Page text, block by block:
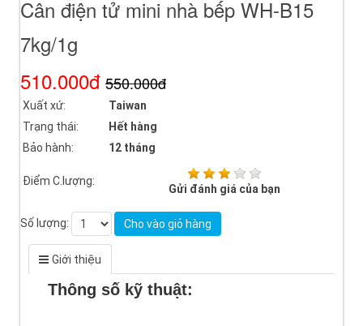
Cân điện tử mini nhà bếp WH-B15
7kg/1g
510.000đ 550.000đ
Xuất xứ:
Taiwan
Trạng thái:
Hết hàng
Bảo hành:
12 tháng
Điểm C.lượng:
Gửi đánh giá của bạn
Số lượng: Cho vào giỏ hàng
Giới thiệu
Thông số kỹ thuật: